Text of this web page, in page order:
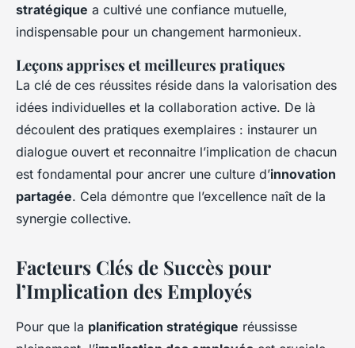
stratégique a cultivé une confiance mutuelle,
indispensable pour un changement harmonieux.
Leçons apprises et meilleures pratiques
La clé de ces réussites réside dans la valorisation des
idées individuelles et la collaboration active. De là
découlent des pratiques exemplaires : instaurer un
dialogue ouvert et reconnaitre l’implication de chacun
est fondamental pour ancrer une culture d’innovation
partagée. Cela démontre que l’excellence naît de la
synergie collective.
Facteurs Clés de Succès pour
l’Implication des Employés
Pour que la planification stratégique réussisse